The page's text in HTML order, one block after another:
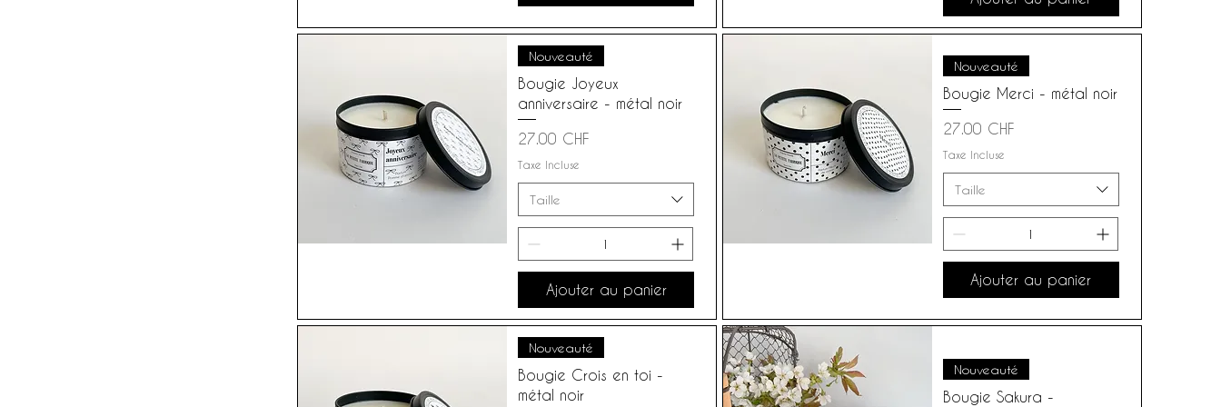
Nouveauté
Bougie Joyeux
anniversaire - métal noir
Prix
27.00 CHF
Taxe Incluse
Taille
Ajouter au panier
Nouveauté
Bougie Merci - métal noir
Prix
27.00 CHF
Taxe Incluse
Taille
Ajouter au panier
Nouveauté
Bougie Crois en toi -
métal noir
Nouveauté
Bougie Sakura -